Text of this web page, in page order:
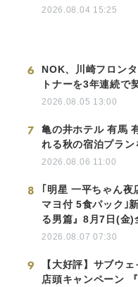
2026.08.04 15:25
6
NOK、川崎フロン
トナーを3年連続で
2026.08.05 13:00
7
亀の井ホテル 有馬
れる秋の宿泊プラン
2026.08.06 11:00
8
｢明星 一平ちゃん
マヨ付 5食パック｣
る男篇』8月7日(金)
2026.08.07 07:30
9
【大好評】サブウ
店頭キャンペーン